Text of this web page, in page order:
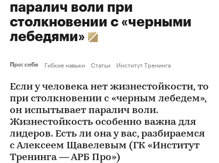
паралич воли при
столкновении с «черными
лебедями»
Про: себя Гибкие навыки Статьи Институт Тренинга
Если у человека нет жизнестойкости, то
при столкновении с «черным лебедем»,
он испытывает паралич воли.
Жизнестойкость особенно важна для
лидеров. Есть ли она у вас, разбираемся
с Алексеем Щавелевым (ГК «Институт
Тренинга — АРБ Про»)